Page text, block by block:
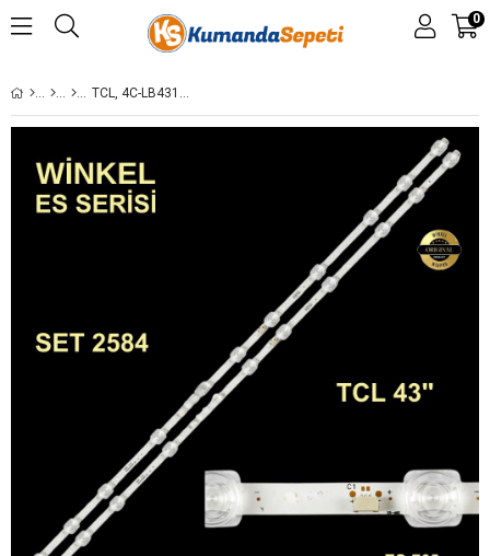
0
TCL, 4C-LB4311-ZM06J 4C-LB4311-ZM04J 43A460 43F6F 43L2F 43D6 43V2 43L2800C 43L2800 43U5850C 43U3900C 43UD6406